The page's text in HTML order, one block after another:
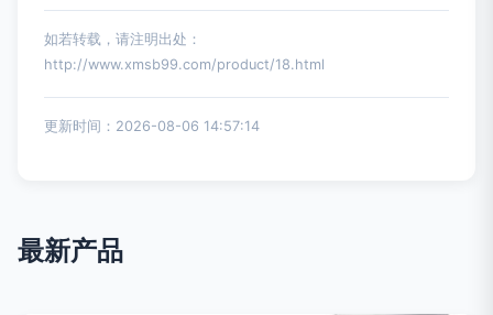
如若转载，请注明出处：
http://www.xmsb99.com/product/18.html
更新时间：2026-08-06 14:57:14
最新产品